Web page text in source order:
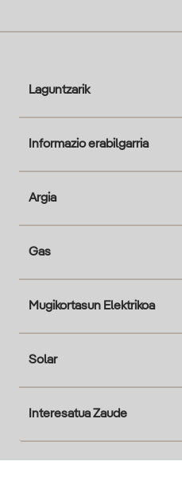
Laguntzarik
Informazio erabilgarria
Argia
Gas
Mugikortasun Elektrikoa
Solar
Interesatua Zaude